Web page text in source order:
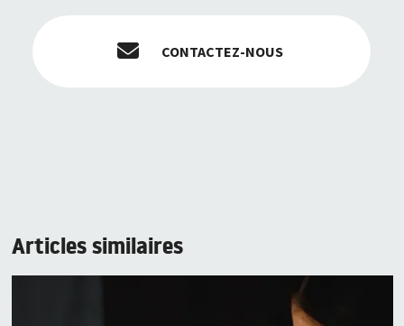
CONTACTEZ-NOUS
Articles similaires